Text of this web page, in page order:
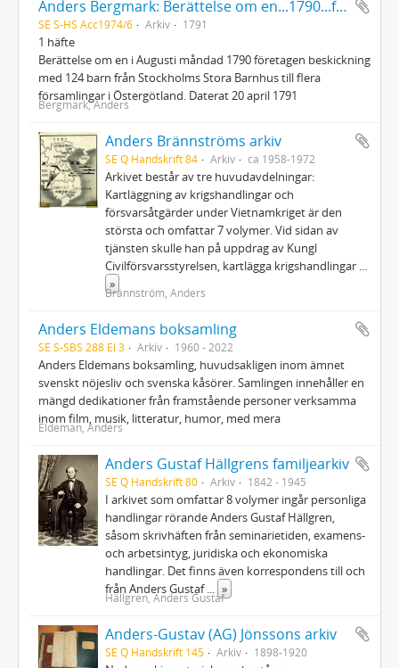
Anders Bergmark: Berättelse om en...1790...företagen beskickning med 124 barn från Stockholms stora barnhus...
SE S-HS Acc1974/6 Arkiv 1791
1 häfte
Berättelse om en i Augusti måndad 1790 företagen beskickning
med 124 barn från Stockholms Stora Barnhus till flera
församlingar i Östergötland. Daterat 20 april 1791
Bergmark, Anders
Anders Brännströms arkiv
SE Q Handskrift 84 Arkiv ca 1958-1972
Arkivet består av tre huvudavdelningar:
Kartläggning av krigshandlingar och
försvarsåtgärder under Vietnamkriget är den
största och omfattar 7 volymer. Vid sidan av
tjänsten skulle han på uppdrag av Kungl
Civilförsvarsstyrelsen, kartlägga krigshandlingar
»
Brännström, Anders
Anders Eldemans boksamling
SE S-SBS 288 El 3 Arkiv 1960 - 2022
Anders Eldemans boksamling, huvudsakligen inom ämnet
svenskt nöjesliv och svenska kåsörer. Samlingen innehåller en
mängd dedikationer från framstående personer verksamma
inom film, musik, litteratur, humor, med mera
Eldeman, Anders
Anders Gustaf Hällgrens familjearkiv
SE Q Handskrift 80 Arkiv 1842 - 1945
I arkivet som omfattar 8 volymer ingår personliga
handlingar rörande Anders Gustaf Hällgren,
såsom skrivhäften från seminarietiden, examens-
och arbetsintyg, juridiska och ekonomiska
handlingar. Det finns även korrespondens till och
från Anders Gustaf
»
Hällgren, Anders Gustaf
Anders-Gustav (AG) Jönssons arkiv
SE Q Handskrift 145 Arkiv 1898-1920